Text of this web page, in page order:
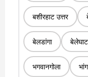
बशीरहाट उत्तर
बेलडांगा
भगवानगोला